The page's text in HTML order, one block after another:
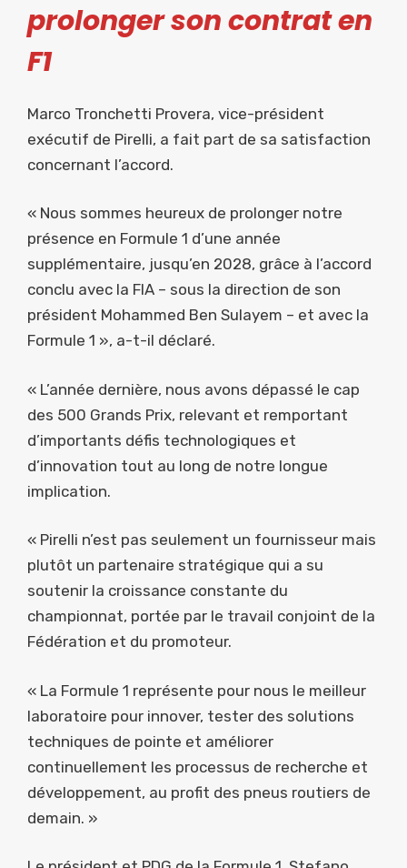
prolonger son contrat en
F1
Marco Tronchetti Provera, vice-président
exécutif de Pirelli, a fait part de sa satisfaction
concernant l’accord.
« Nous sommes heureux de prolonger notre
présence en Formule 1 d’une année
supplémentaire, jusqu’en 2028, grâce à l’accord
conclu avec la FIA – sous la direction de son
président Mohammed Ben Sulayem – et avec la
Formule 1 », a-t-il déclaré.
« L’année dernière, nous avons dépassé le cap
des 500 Grands Prix, relevant et remportant
d’importants défis technologiques et
d’innovation tout au long de notre longue
implication.
« Pirelli n’est pas seulement un fournisseur mais
plutôt un partenaire stratégique qui a su
soutenir la croissance constante du
championnat, portée par le travail conjoint de la
Fédération et du promoteur.
« La Formule 1 représente pour nous le meilleur
laboratoire pour innover, tester des solutions
techniques de pointe et améliorer
continuellement les processus de recherche et
développement, au profit des pneus routiers de
demain. »